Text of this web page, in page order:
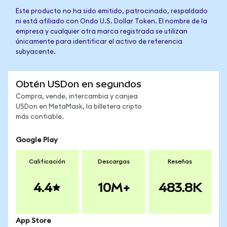
Este producto no ha sido emitido, patrocinado, respaldado
ni está afiliado con Ondo U.S. Dollar Token. El nombre de la
empresa y cualquier otra marca registrada se utilizan
únicamente para identificar el activo de referencia
subyacente.
Obtén USDon en segundos
Compra, vende, intercambia y canjea
USDon en MetaMask, la billetera cripto
más confiable.
Google Play
Calificación
4.4
Descargas
10M+
Reseñas
483.8K
App Store